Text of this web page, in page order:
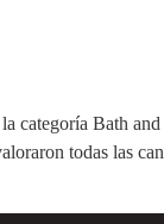
categoría Bath
todas las